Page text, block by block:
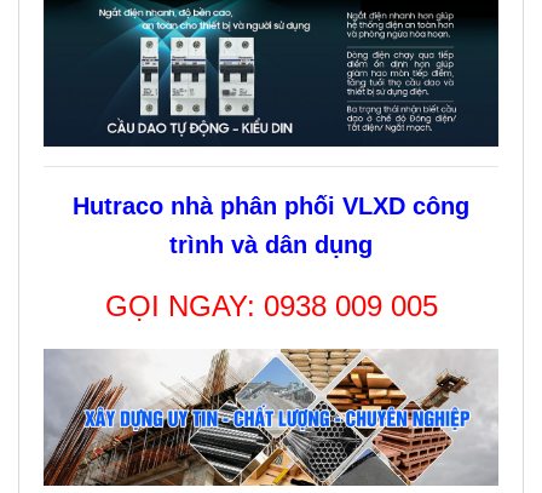
Hutraco nhà phân phối VLXD công
trình và dân dụng
GỌI NGAY: 0938 009 005